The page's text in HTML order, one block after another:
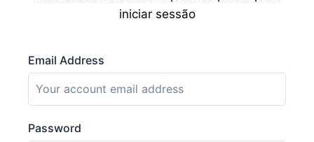
iniciar sessão
Email Address
Password